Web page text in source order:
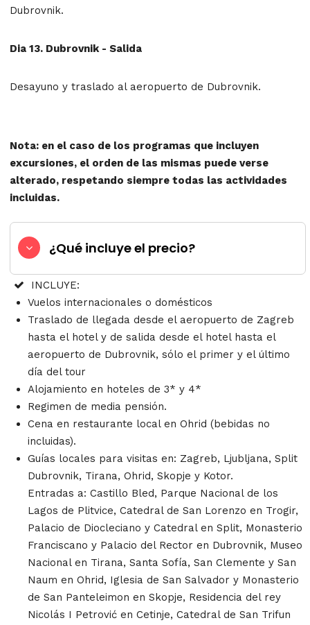
Dubrovnik.
Dia 13. Dubrovnik - Salida
Desayuno y traslado al aeropuerto de Dubrovnik.
Nota: en el caso de los programas que incluyen
excursiones, el orden de las mismas puede verse
alterado, respetando siempre todas las actividades
incluidas.
¿Qué incluye el precio?
INCLUYE:
Vuelos internacionales o domésticos
Traslado de llegada desde el aeropuerto de Zagreb
hasta el hotel y de salida desde el hotel hasta el
aeropuerto de Dubrovnik, sólo el primer y el último
día del tour
Alojamiento en hoteles de 3* y 4*
Regimen de media pensión.
Cena en restaurante local en Ohrid (bebidas no
incluidas).
Guías locales para visitas en: Zagreb, Ljubljana, Split
Dubrovnik, Tirana, Ohrid, Skopje y Kotor.
Entradas a: Castillo Bled, Parque Nacional de los
Lagos de Plitvice, Catedral de San Lorenzo en Trogir,
Palacio de Diocleciano y Catedral en Split, Monasterio
Franciscano y Palacio del Rector en Dubrovnik, Museo
Nacional en Tirana, Santa Sofía, San Clemente y San
Naum en Ohrid, Iglesia de San Salvador y Monasterio
de San Panteleimon en Skopje, Residencia del rey
Nicolás I Petrović en Cetinje, Catedral de San Trifun